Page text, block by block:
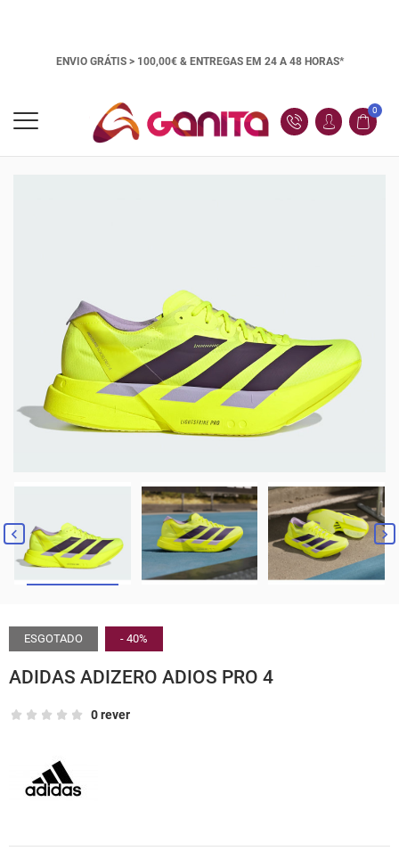
ENVIO GRÁTIS > 100,00€ & ENTREGAS EM 24 A 48 HORAS*
0
 
ESGOTADO - 40%
ADIDAS ADIZERO ADIOS PRO 4
0 rever